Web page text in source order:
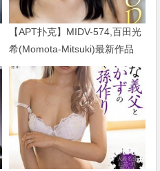
【APT扑克】MIDV-574,百田光
希(Momota-Mitsuki)最新作品
2024/01/02发布！